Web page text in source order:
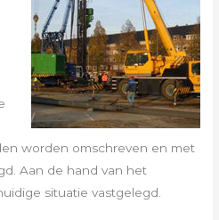
worden omschreven en met
Aan de hand van het
situatie vastgelegd.